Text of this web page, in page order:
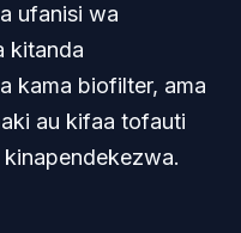
ufanisi wa
kitanda
kama biofilter, ama
au kifaa tofauti